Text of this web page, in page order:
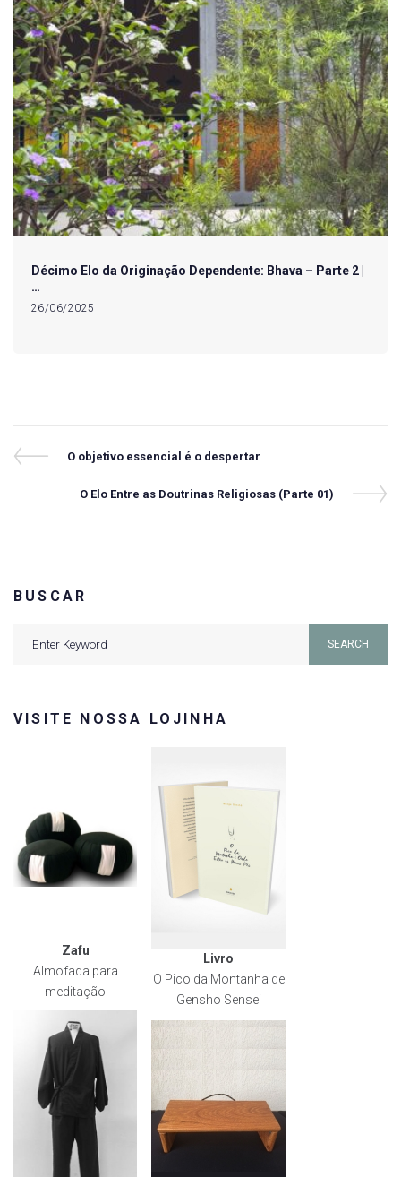
Décimo Elo da Originação Dependente: Bhava – Parte 2 |
…
26/06/2025
Navegação
Previous
O objetivo essencial é o despertar
Next
O Elo Entre as Doutrinas Religiosas (Parte 01)
BUSCAR
SEARCH
VISITE NOSSA LOJINHA
Zafu
Almofada para
meditação
Livro
O Pico da Montanha de
Gensho Sensei